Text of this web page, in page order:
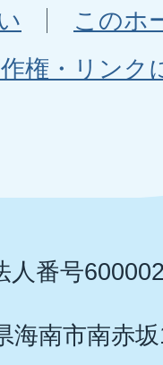
このホ
権・リンク
人番号
海南市南赤